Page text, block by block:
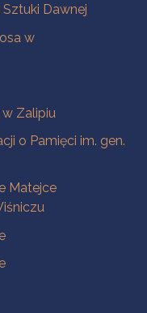
Dawnej
w
w Zalipiu
o Pamięci im. gen.
Matejce